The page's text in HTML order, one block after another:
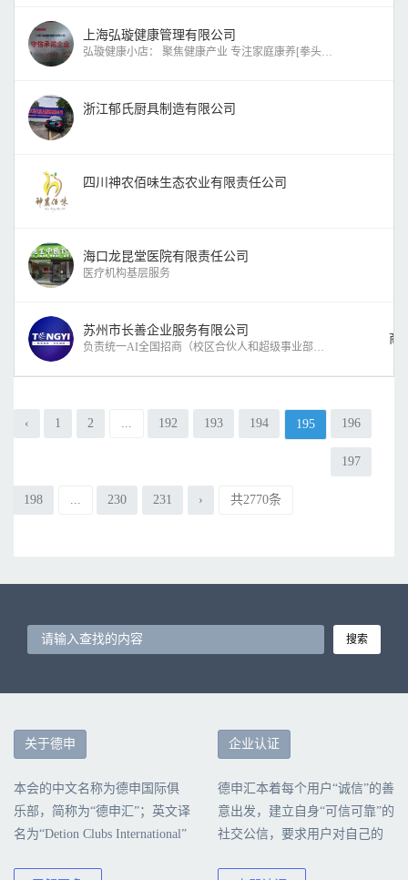
上海弘璇健康管理有限公司
弘璇健康小店： 聚焦健康产业 专注家庭康养[拳头][拳头] 愿
浙江郁氏厨具制造有限公司
四川神农佰味生态农业有限责任公司
海口龙昆堂医院有限责任公司
医疗机构基层服务
苏州市长善企业服务有限公司
负责统一AI全国招商（校区合伙人和超级事业部），招生（小
商
‹ 1 2 ... 192 193 194 195 196
197
198 ... 230 231 › 共2770条
搜索
关于德申
本会的中文名称为德申国际俱
乐部，简称为“德申汇”；英文译
名为“Detion Clubs International”
企业认证
德申汇本着每个用户“诚信”的善
意出发，建立自身“可信可靠”的
社交公信，要求用户对自己的